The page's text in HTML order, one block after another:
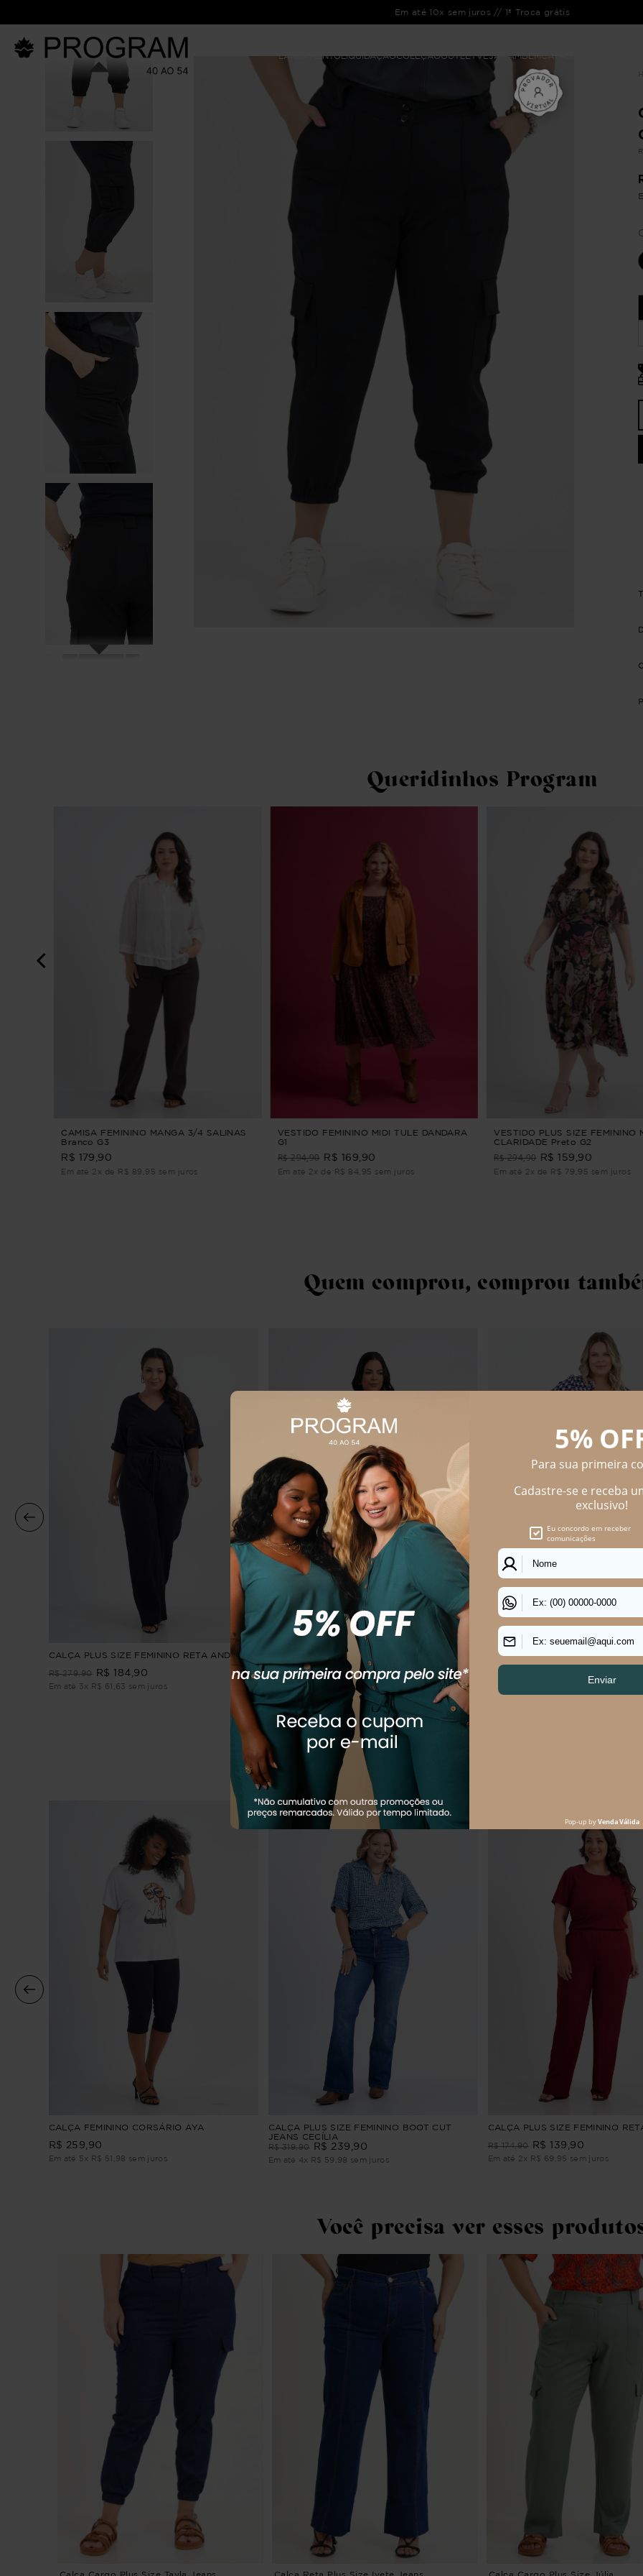
Em até 10x sem juros // 1ª Troca grátis
LANÇAMENTOLIQUIDAÇÃOCOLEÇÃOOUTLETVEJA TAMBÉMCATÁLOGOS
Queridinhos Program
CAMISA FEMININO MANGA 3/4 SALINAS
Branco G3
R$ 179,90
Em até 2x de R$ 89,95 sem juros
VESTIDO FEMININO MIDI TULE DANDARA
G1
R$ 294,90 R$ 169,90
Em até 2x de R$ 84,95 sem juros
VESTIDO PLUS SIZE FEMININO
CLARIDADE Preto G2
R$ 294,90 R$ 159,90
Em até 2x de R$ 79,95 sem juros
Quem comprou, comprou
CALÇA PLUS SIZE FEMININO RETA ANDREA
R$ 279,90 R$ 184 90
Em até 3x R$ 61 63 sem juros
CALÇA PLUS SIZE FEMININO RETA
ALFAIATARIA JONES
R$ 259,90 R$ 174,90
Em até3x sem juros
CALÇA PLUS SIZE CROPPED
Os mais vendidos
CALÇA FEMININO CORSÁRIO AYA
R$ 259 90
Em até 5x R$ 51 98 sem juros
CALÇA PLUS SIZE FEMININO BOOT CUT
JEANS CECÍLIA
R$ 319,90 R$ 239 90
Em até 4x R$ 59 98 sem juros
CALÇA PLUS SIZE FEMININO
R$ 174,90 R$ 139 90
Em até 2x R$ 69 95 sem juros
Você precisa ver esses
Calça Cargo Plus Size Tayla Jeans Calça Reta Plus Size Ivete Jeans Calça Cargo Plus Size Júlia